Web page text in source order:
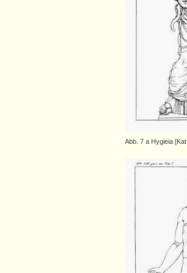
Abb. 7 a Hygieia [Kat.